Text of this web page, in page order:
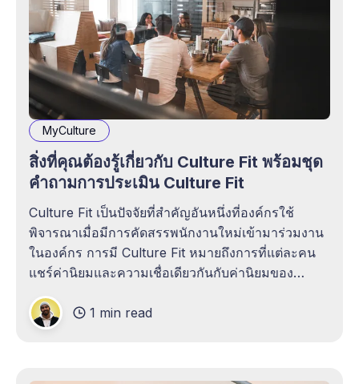
MyCulture
สิ่งที่คุณต้องรู้เกี่ยวกับ Culture Fit พร้อมชุด
คำถามการประเมิน Culture Fit
Culture Fit เป็นปัจจัยที่สำคัญอันหนึ่งที่องค์กรใช้
พิจารณาเมื่อมีการคัดสรรพนักงานใหม่เข้ามาร่วมงาน
ในองค์กร การมี Culture Fit หมายถึงการที่แต่ละคน
แชร์ค่านิยมและความเชื่อเดียวกันกับค่านิยมของ
กับเป้าหมายและจุดประสงค์ขององค์กรได้อย่างมี
ประสิทธิภาพ
1 min read